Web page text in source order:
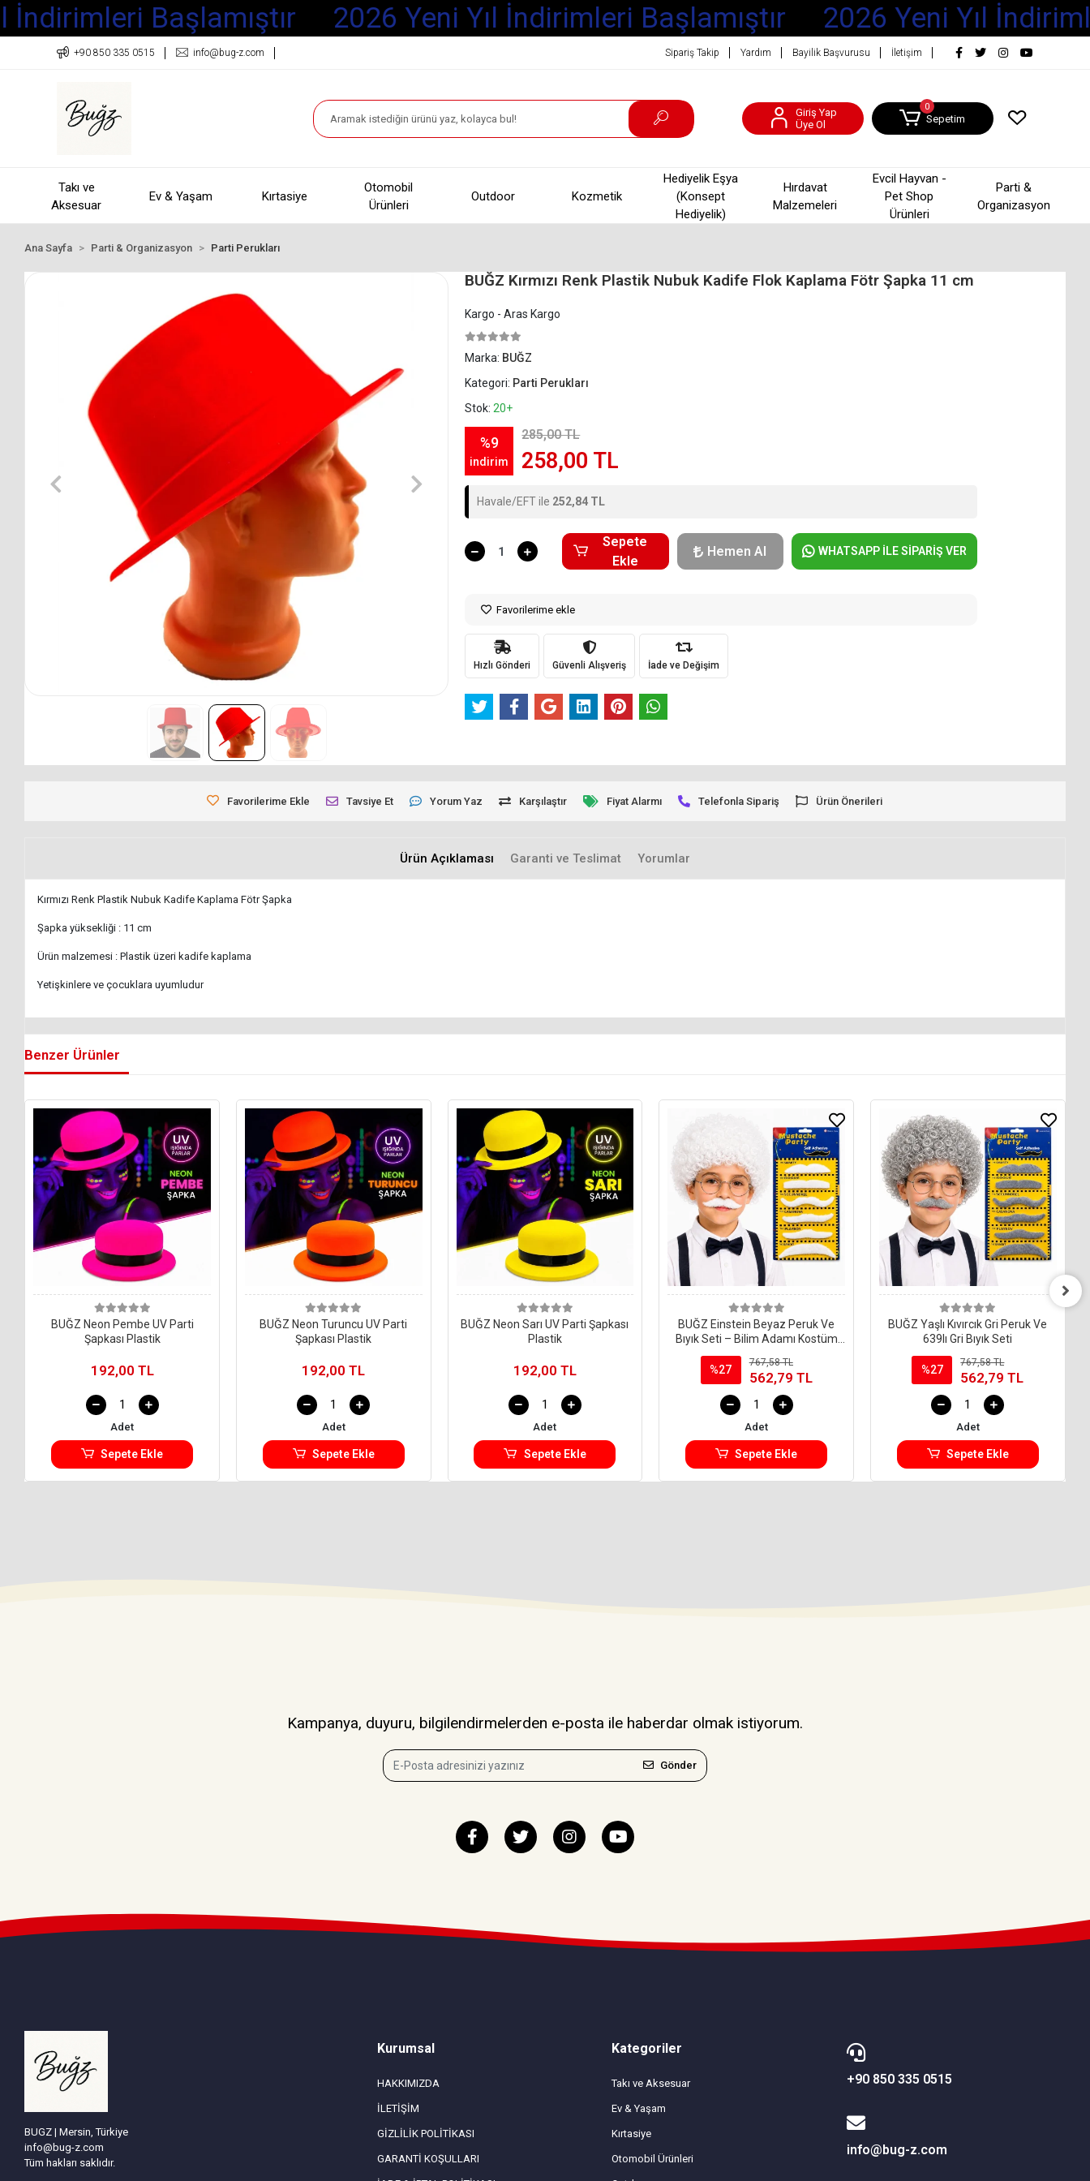
Başlamıştır 2026 Yeni Yıl İndirimleri Başlamıştır 2026 Yeni Yıl
+90 850 335 0515 info@bug-z.com Sipariş Takip Yardım Bayilik Başvurusu İletişim
Giriş Yap
Üye Ol
0
Sepetim
Takı ve
Aksesuar
Ev & Yaşam Kırtasiye
Otomobil
Ürünleri
Outdoor Kozmetik
Hediyelik Eşya
(Konsept
Hediyelik)
Hırdavat
Malzemeleri
Evcil Hayvan -
Pet Shop
Ürünleri
Parti &
Organizasyon
Ana Sayfa Parti & Organizasyon Parti Perukları
BUĞZ Kırmızı Renk Plastik Nubuk Kadife Flok Kaplama Fötr Şapka 11 cm
Kargo - Aras Kargo
Marka: BUĞZ
Kategori: Parti Perukları
Stok:20+
%9
indirim
285,00 TL
258,00 TL
Havale/EFT ile 252,84 TL
Sepete
Ekle
Hemen Al WHATSAPP İLE SİPARİŞ VER
Favorilerime ekle
Hızlı Gönderi Güvenli Alışveriş İade ve Değişim
Favorilerime Ekle Tavsiye Et Yorum Yaz Karşılaştır Fiyat Alarmı Telefonla Sipariş Ürün Önerileri
Ürün Açıklaması Garanti ve Teslimat Yorumlar
Kırmızı Renk Plastik Nubuk Kadife Kaplama Fötr Şapka
Şapka yüksekliği : 11 cm
Ürün malzemesi : Plastik üzeri kadife kaplama
Yetişkinlere ve çocuklara uyumludur
Benzer Ürünler
BUĞZ Neon Pembe UV Parti
Şapkası Plastik
192,00 TL
Adet
Sepete Ekle
BUĞZ Neon Turuncu UV Parti
Şapkası Plastik
192,00 TL
Adet
Sepete Ekle
BUĞZ Neon Sarı UV Parti Şapkası
Plastik
192,00 TL
Adet
Sepete Ekle
BUĞZ Einstein Beyaz Peruk Ve
Bıyık Seti – Bilim Adamı Kostüm
Aksesuarı
%27
767,58 TL
562,79 TL
Adet
Sepete Ekle
BUĞZ Yaşlı Kıvırcık Gri Peruk Ve
639lı Gri Bıyık Seti
%27
767,58 TL
562,79 TL
Adet
Sepete Ekle
Kampanya, duyuru, bilgilendirmelerden e-posta ile haberdar olmak istiyorum.
Gönder
BUGZ | Mersin, Türkiye
info@bug-z.com
Tüm hakları saklıdır.
Kurumsal
HAKKIMIZDA
İLETİŞİM
GİZLİLİK POLİTİKASI
GARANTİ KOŞULLARI
Kategoriler
Takı ve Aksesuar
Ev & Yaşam
Kırtasiye
Otomobil Ürünleri
+90 850 335 0515
info@bug-z.com